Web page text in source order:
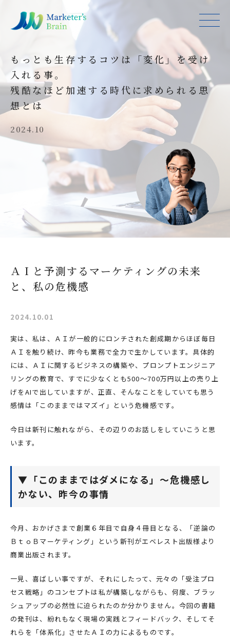
もっとも生存するコツは「変化」を受け
入れる事。
残酷なほど加速する時代に求められる思
想とは
2024.10
ＡＩと予測するマーケティングの未来
と、私の危機感
2024.10.01
実は、私は、ＡＩが一般的にロンチされた創成期からほぼ毎日
ＡＩを触り続け、昨今も業務で全力で生かしています。具体的
には、ＡＩに関するビジネスの構築や、プロンプトエンジニア
リングの教育で、すでに少なくとも500～700万円以上の売り上
げをAIで出していますが、正直、そんなことをしていても思う
感情は「このままではマズイ」という危機感です。
今日は新刊に触れながら、その辺りのお話しをしていこうと思
います。
▼「このままではダメになる」～危機感し
かない、昨今の事情
今月、おかげさまで創業６年目で自身４冊目となる、「逆論の
ＢｔｏＢマーケティング」という新刊がエベレスト出版様より
商業出版されます。
一見、喜ばしい事ですが、それにしたって、元々の「受注プロ
セス戦略」のコンセプトは私が構築しながらも、何度、ブラッ
シュアップの必然性に迫られたのか分かりません。今回の書籍
の発刊は、紛れもなく現場の実践とフィードバック、そしてそ
れらを「体系化」させたＡＩの力によるものです。